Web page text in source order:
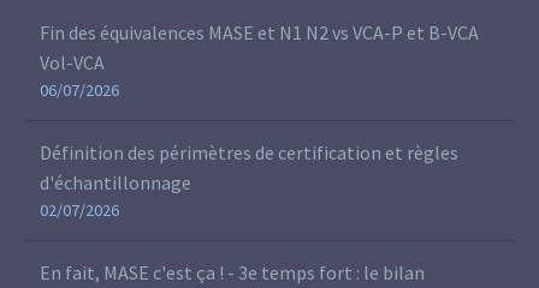
Fin des équivalences MASE et N1 N2 vs VCA-P et B-VCA
Vol-VCA
06/07/2026
Définition des périmètres de certification et règles
d'échantillonnage
02/07/2026
En fait, MASE c'est ça ! - 3e temps fort : le bilan